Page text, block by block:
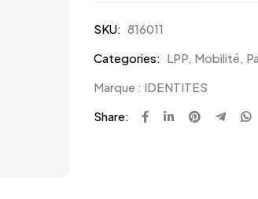
SKU: 816011
Categories: LPP, Mobilité,
Marque : IDENTITES
Share: